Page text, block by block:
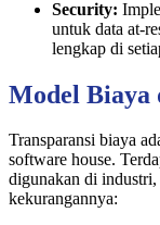
Security:
untuk data at-
lengkap di
Model Biaya
Transparansi biaya
software house.
digunakan di industri,
kekurangannya: